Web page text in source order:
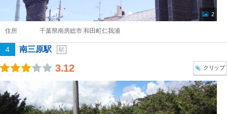
2
住所 千葉県南房総市 和田町仁我浦
4 南三原駅 駅
3.12 クリップ